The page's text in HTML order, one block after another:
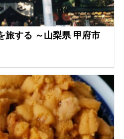
旅する ～山梨県 甲府市